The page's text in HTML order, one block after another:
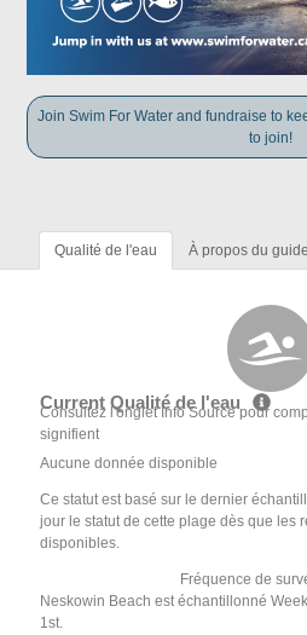
Join Swim For Water and fundraise to
to join!
Qualité de l'eau À propos du guide
Current Qualité de l'eau
Consultez l'onglet Info Source pour
signifient
Aucune donnée disponible
Ce statut est basé sur le dernier
jour le statut de cette plage dès que les
disponibles.
Fréquence de
Neskowin Beach est échantillonné
1st.